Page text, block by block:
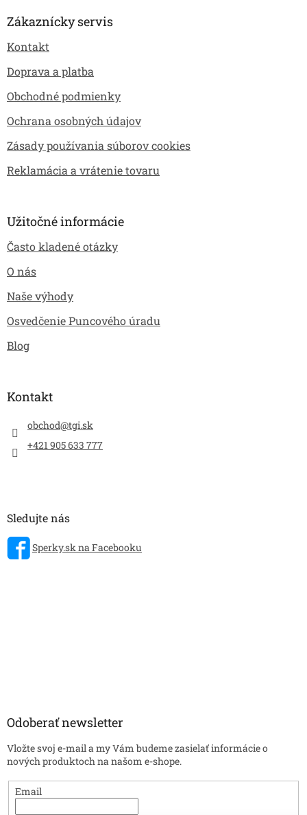
Zákaznícky servis
Kontakt
Doprava a platba
Obchodné podmienky
Ochrana osobných údajov
Zásady používania súborov cookies
Reklamácia a vrátenie tovaru
Užitočné informácie
Často kladené otázky
O nás
Naše výhody
Osvedčenie Puncového úradu
Blog
Kontakt
obchod@tgi.sk
+421 905 633 777
Sledujte nás
Sperky.sk na Facebooku
Odoberať newsletter
Vložte svoj e-mail a my Vám budeme zasielať informácie o
nových produktoch na našom e-shope.
Email